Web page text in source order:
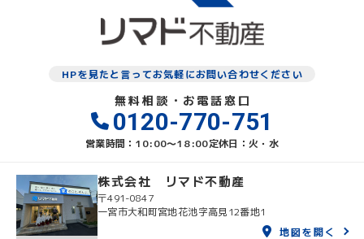
HPを見たと言ってお気軽にお問い合わせください
無料相談・お電話窓口
0120-770-751
営業時間：10:00〜18:00定休日：火・水
株式会社 リマド不動産
〒491-0847
一宮市大和町宮地花池字高見12番地1
地図を開く